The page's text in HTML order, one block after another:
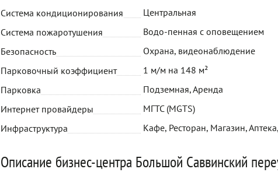
Система кондиционирования
Центральная
Система пожаротушения
Водо-пенная с оповещением
Безопасность
Охрана, видеонаблюдение
Парковочный коэффициент
1 м/м на 148 м²
Парковка
Подземная, Аренда
Интернет провайдеры
МГТС (MGTS)
Инфраструктура
Кафе, Ресторан, Магазин,
Описание бизнес-центра Большой Саввинский